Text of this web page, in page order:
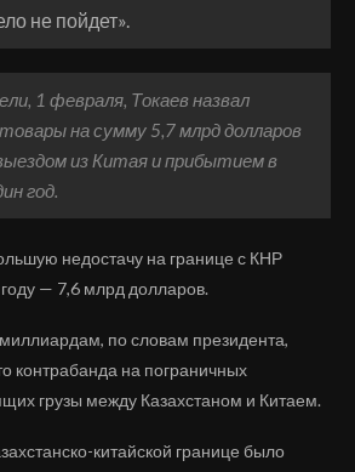
не пойдет».
1 февраля, Токаев назвал
на сумму 5,7 млрд долларов
из Китая и прибытием в
год.
недостачу на границе с КНР
— 7,6 млрд долларов.
по словам президента,
контрабанда на пограничных
грузы между Казахстаном и Китаем.
китайской границе было